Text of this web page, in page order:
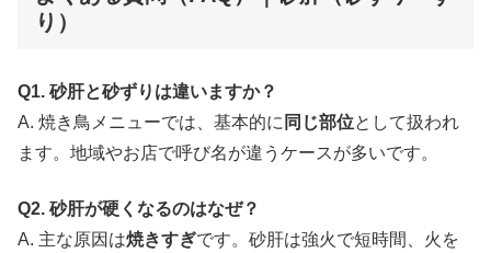
り）
Q1. 砂肝と砂ずりは違いますか？
A. 焼き鳥メニューでは、基本的に 同じ部位として扱われ
ます。地域やお店で呼び名が違うケースが多いです。
Q2. 砂肝が硬くなるのはなぜ？
A. 主な原因は焼きすぎです。砂肝は強火で短時間、火を